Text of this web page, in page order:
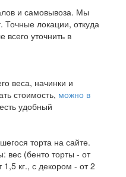
и самовывоза. Мы
Точные локации, откуда
уточнить в
веса, начинки и
стоимость, можно в
удобный
торта на сайте.
вес (бенто торты - от
кг., с декором - от 2